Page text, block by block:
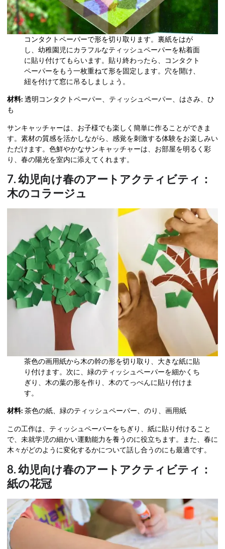
コンタクトペーパーで形を切り取ります。裏紙をはが
し、幼稚園児にカラフルなティッシュペーパーを粘着面
に貼り付けてもらいます。貼り終わったら、コンタクト
ペーパーをもう一枚重ねて形を固定します。穴を開け、
紐を付けて窓に吊るしましょう。
材料: 透明コンタクトペーパー、ティッシュペーパー、はさみ、ひ
も
サンキャッチャーは、お子様でも楽しく簡単に作ることができま
す。素材の質感を活かしながら、感覚を刺激する体験をお楽しみい
ただけます。色鮮やかなサンキャッチャーは、お部屋を明るく彩
り、春の陽光を室内に添えてくれます。
7. 幼児向け春のアートアクティビティ：
木のコラージュ
茶色の画用紙から木の幹の形を切り取り、大きな紙に貼
り付けます。次に、緑のティッシュペーパーを細かくち
ぎり、木の葉の形を作り、木のてっぺんに貼り付けま
す。
材料: 茶色の紙、緑のティッシュペーパー、のり、画用紙
この工作は、ティッシュペーパーをちぎり、紙に貼り付けること
で、未就学児の細かい運動能力を養うのに役立ちます。また、春に
木々がどのように変化するかについて話し合うのにも最適です。
8. 幼児向け春のアートアクティビティ：
紙の花冠